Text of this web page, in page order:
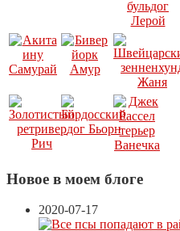
Новое в моем блоге
2020-07-17